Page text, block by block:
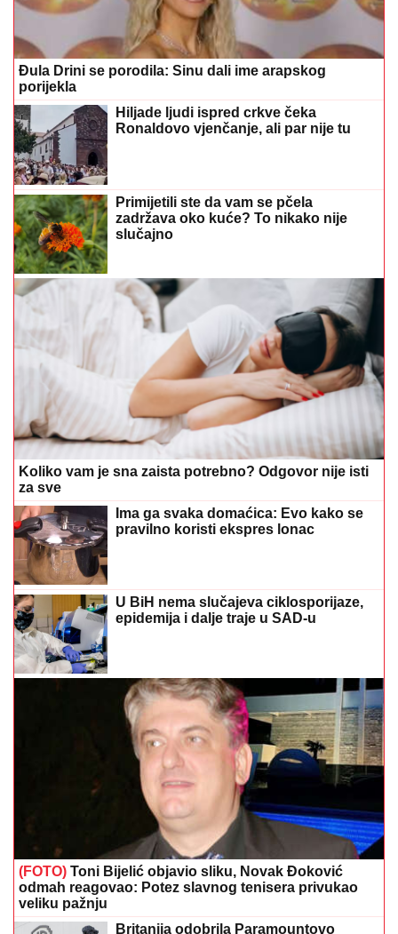
Đula Drini se porodila: Sinu dali ime arapskog
porijekla
Hiljade ljudi ispred crkve čeka
Ronaldovo vjenčanje, ali par nije tu
Primijetili ste da vam se pčela
zadržava oko kuće? To nikako nije
slučajno
Koliko vam je sna zaista potrebno? Odgovor nije isti
za sve
Ima ga svaka domaćica: Evo kako se
pravilno koristi ekspres lonac
U BiH nema slučajeva ciklosporijaze,
epidemija i dalje traje u SAD-u
(FOTO) Toni Bijelić objavio sliku, Novak Đoković
odmah reagovao: Potez slavnog tenisera privukao
veliku pažnju
Britanija odobrila Paramountovo